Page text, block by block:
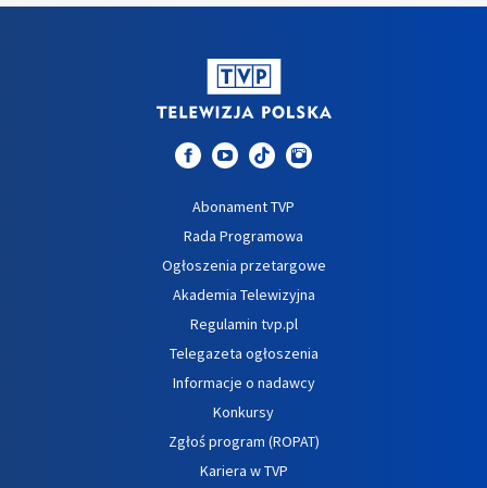
Abonament TVP
Rada Programowa
Ogłoszenia przetargowe
Akademia Telewizyjna
Regulamin tvp.pl
Telegazeta ogłoszenia
Informacje o nadawcy
Konkursy
Zgłoś program (ROPAT)
Kariera w TVP